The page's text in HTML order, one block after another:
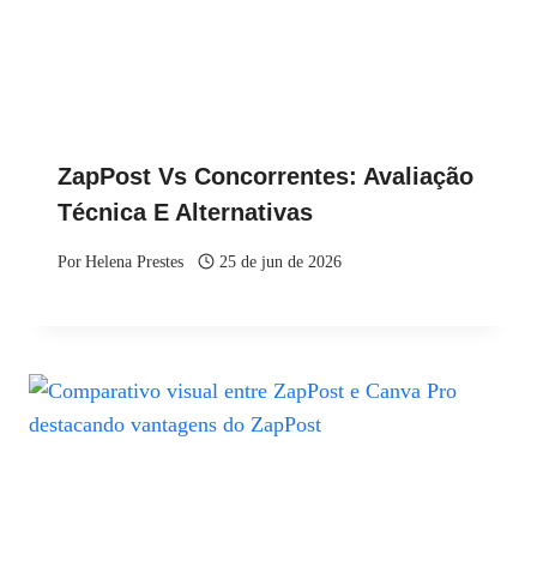
ZapPost Vs Concorrentes: Avaliação
Técnica E Alternativas
PorHelena Prestes 25 de jun de 2026